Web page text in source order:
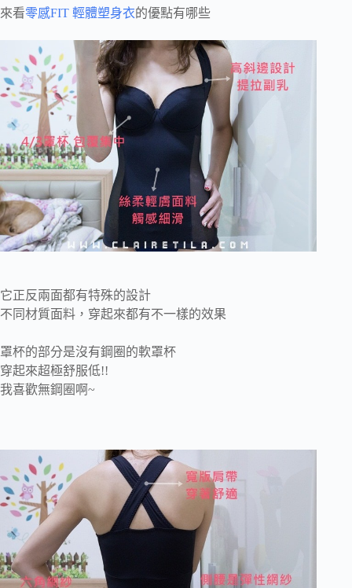
來看零感FIT 輕體塑身衣的優點有哪些
它正反兩面都有特殊的設計
不同材質面料，穿起來都有不一樣的效果
罩杯的部分是沒有鋼圈的軟罩杯
穿起來超極舒服低!!
我喜歡無鋼圈啊~